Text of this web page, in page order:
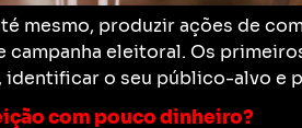
mesmo, produzir ações de
eleitoral. Os
identificar o seu público-alvo e
com pouco dinheiro?